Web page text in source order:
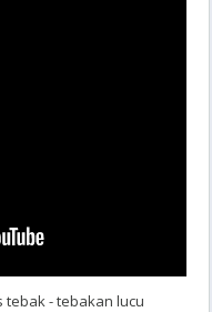
- tebakan lucu